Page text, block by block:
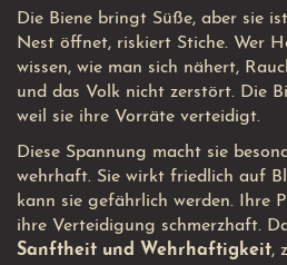
Die Biene bringt Süße, aber sie
Nest öffnet, riskiert Stiche. Wer
wissen, wie man sich nähert,
und das Volk nicht zerstört. Die
weil sie ihre Vorräte verteidigt.
Diese Spannung macht sie
wehrhaft. Sie wirkt friedlich auf
kann sie gefährlich werden. Ihre
ihre Verteidigung schmerzhaft.
Sanftheit und Wehrhaftigkeit,